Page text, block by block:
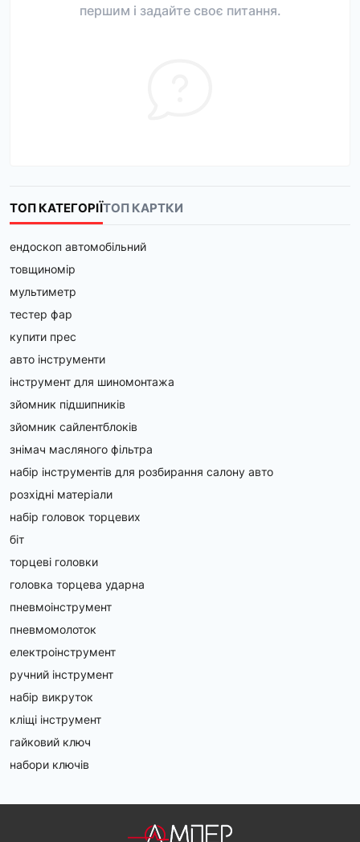
першим і задайте своє питання.
ТОП КАТЕГОРІЇТОП КАРТКИ
ендоскоп автомобільний
товщиномір
мультиметр
тестер фар
купити прес
авто інструменти
інструмент для шиномонтажа
зйомник підшипників
зйомник сайлентблоків
знімач масляного фільтра
набір інструментів для розбирання салону авто
розхідні матеріали
набір головок торцевих
біт
торцеві головки
головка торцева ударна
пневмоінструмент
пневмомолоток
електроінструмент
ручний інструмент
набір викруток
кліщі інструмент
гайковий ключ
набори ключів